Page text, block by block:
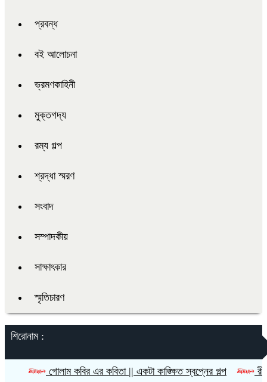
প্রবন্ধ
বই আলোচনা
ভ্রমণকাহিনী
মুক্তগদ্য
রম্য গল্প
শ্রদ্ধা স্মরণ
সংবাদ
সম্পাদকীয়
সাক্ষাৎকার
স্মৃতিচারণ
শিরোনাম :
গোলাম কবির এর কবিতা || একটা কাঙ্ক্ষিত স্বপ্নের গল্প রীতি চাকমা’র